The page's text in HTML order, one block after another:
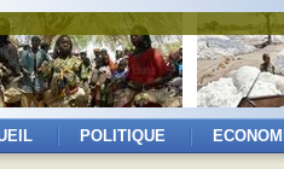
POLITIQUE